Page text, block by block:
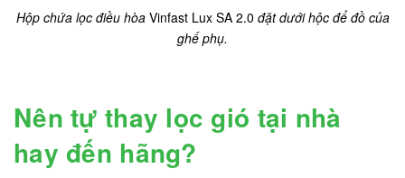
Hộp chứa lọc điều hòa Vinfast Lux SA 2.0 đặt dưới hộc để đồ của
ghế phụ.
Nên tự thay lọc gió tại nhà
hay đến hãng?